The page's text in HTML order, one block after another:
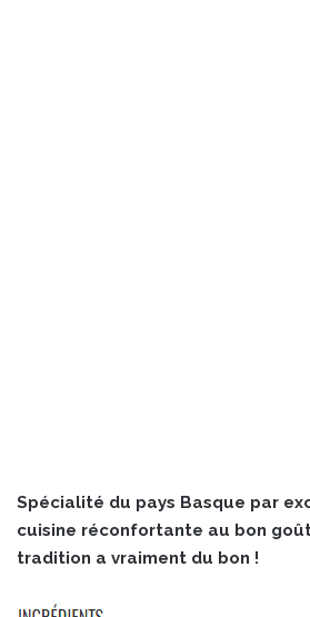
Spécialité du pays Basque par
cuisine réconfortante au bon
tradition a vraiment du bon !